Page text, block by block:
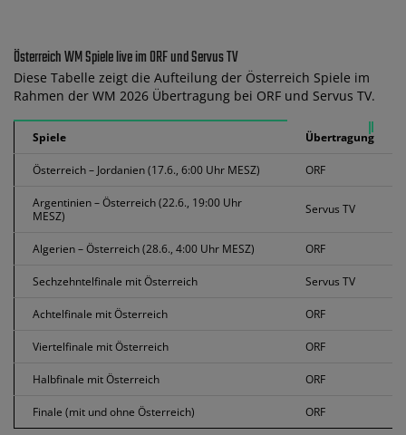
Österreich WM Spiele live im ORF und Servus TV
Diese Tabelle zeigt die Aufteilung der Österreich Spiele im
Rahmen der WM 2026 Übertragung bei ORF und Servus TV.
Spiele Übertragung
Österreich – Jordanien (17.6., 6:00 Uhr MESZ) ORF
Argentinien – Österreich (22.6., 19:00 Uhr
MESZ)
Servus TV
Algerien – Österreich (28.6., 4:00 Uhr MESZ) ORF
Sechzehntelfinale mit Österreich Servus TV
Achtelfinale mit Österreich ORF
Viertelfinale mit Österreich ORF
Halbfinale mit Österreich ORF
Finale (mit und ohne Österreich) ORF